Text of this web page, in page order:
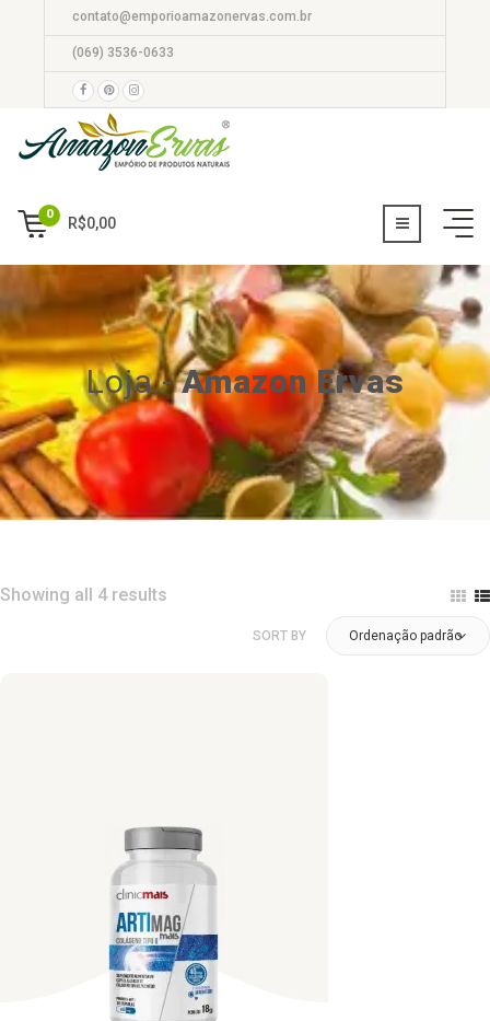
contato@emporioamazonervas.com.br
(069) 3536-0633
0
R$0,00
Loja -Amazon Ervas
Showing all 4 results
SORT BY Ordenação padrão